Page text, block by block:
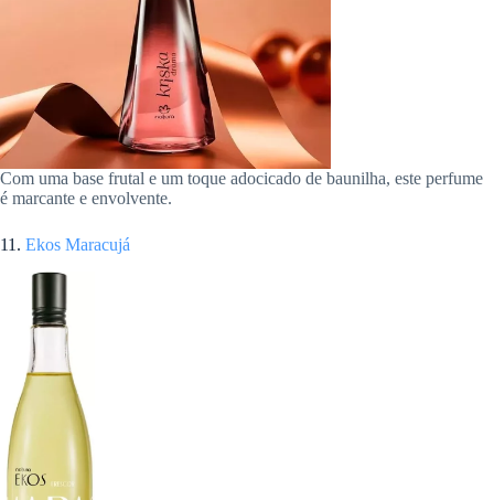
Com uma base frutal e um toque adocicado de baunilha, este perfume
é marcante e envolvente.
11. Ekos Maracujá